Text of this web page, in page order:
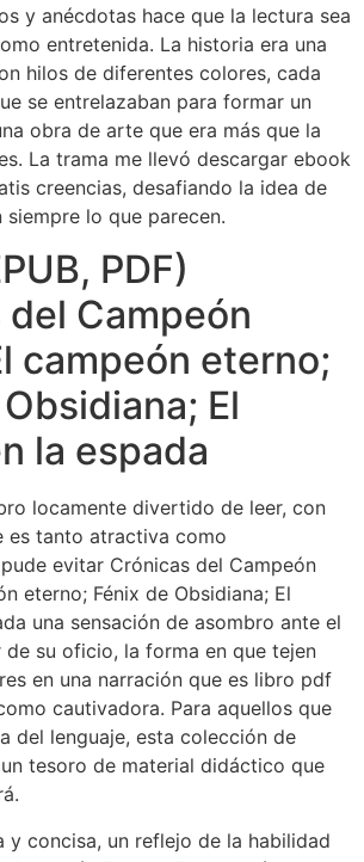
y anécdotas hace que la lectura sea
entretenida. La historia era una
hilos de diferentes colores, cada
se entrelazaban para formar un
obra de arte que era más que la
La trama me llevó descargar ebook
creencias, desafiando la idea de
siempre lo que parecen.
PDF)
Campeón
campeón eterno;
El
la espada
locamente divertido de leer, con
es tanto atractiva como
evitar Crónicas del Campeón
eterno; Fénix de Obsidiana; El
una sensación de asombro ante el
su oficio, la forma en que tejen
en una narración que es libro pdf
cautivadora. Para aquellos que
del lenguaje, esta colección de
tesoro de material didáctico que
y concisa, un reflejo de la habilidad